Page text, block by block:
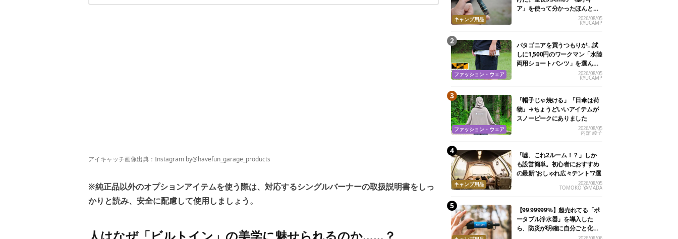
2. KIMICAMP「ST310&ST340用遮熱テーブル IT04」「インフィニティウッドテーブル」
2023年春発売予定の新製品も要チェック！
アイキャッチ画像出典：Instagram by@havefun_garage_products
※純正品以外のオプションアイテムを使う際は、対応するシングルバーナーの取扱説明書をしっ
かりと読み、安全に配慮して使用しましょう。
人はなぜ「ビルトイン」の美学に魅せられるのか……？
キャンプ用品
ア」を使って分かったほんとの
2026/08/05
RYUCAMP
ファッション・ウェア
パタゴニアを買うつもりが…試
しに1,500円のワークマン「水陸
両用ショートパンツ」を選んだ
2026/08/05
RYUCAMP
ファッション・ウェア
「帽子じゃ焼ける」「日傘は荷
物」→ちょうどいいアイテムが
スノーピークにありました
2026/08/05
内舘 綾子
キャンプ用品
「嘘、これ2ルーム！？」しか
も設営簡単。初心者におすすめ
の最新“おしゃれ広々テント”7選
2026/08/05
TOMOKO YAMADA
【99.99999%】超売れてる「ポ
ータブル浄水器」を導入した
ら、防災が明確に自分ごと化し